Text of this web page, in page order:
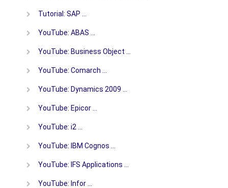
Tutorial: SAP …
YouTube: ABAS …
YouTube: Business Object …
YouTube: Comarch …
YouTube: Dynamics 2009 …
YouTube: Epicor …
YouTube: i2 …
YouTube: IBM Cognos …
YouTube: IFS Applications …
YouTube: Infor …